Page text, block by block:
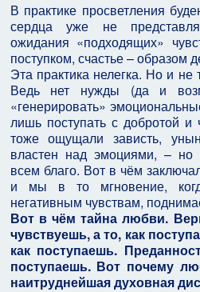
В практике просветления
сердца уже не
ожидания «подходящих»
поступком, счастье – образом
Эта практика нелегка. Но и не
Ведь нет нужды (да и
«генерировать»
лишь поступать с добротой и
тоже ощущали зависть,
властен над эмоциями, – но
всем благо. Вот в чём
и мы в то мгновение,
негативным чувствам,
Вот в чём тайна любви.
чувствуешь, а то, как
как поступаешь.
поступаешь. Вот почему
наитруднейшая духовная